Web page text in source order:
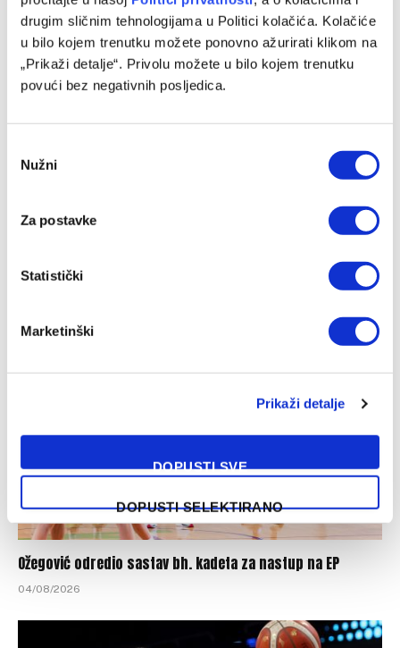
drugim sličnim tehnologijama u Politici kolačića. Kolačiće
u bilo kojem trenutku možete ponovno ažurirati klikom na
„Prikaži detalje“. Privolu možete u bilo kojem trenutku
povući bez negativnih posljedica.
Selection
Nužni
Za postavke
Statistički
Marketinški
Prikaži detalje
DOPUSTI SVE
DOPUSTI SELEKTIRANO
05/08/2026
Sloboda novo pojačanje pronašla u redovima Bosne
Ožegović odredio sastav bh. kadeta za nastup na EP
04/08/2026